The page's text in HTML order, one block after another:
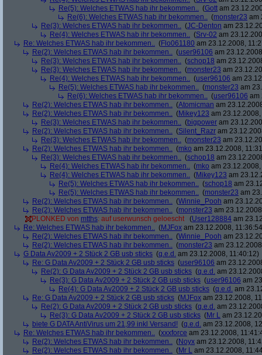
Re(5): Welches ETWAS hab ihr bekommen.. (Gott am
Re(6): Welches ETWAS hab ihr bekommen.. (monster23 am
Re(3): Welches ETWAS hab ihr bekommen.. (JC-Denton am
Re(4): Welches ETWAS hab ihr bekommen.. (Srv-02 am
Re: Welches ETWAS hab ihr bekommen.. (Flo061180 am 23.12.2008,
Re(2): Welches ETWAS hab ihr bekommen.. (user96106 am
Re(3): Welches ETWAS hab ihr bekommen.. (schop18 am
Re(3): Welches ETWAS hab ihr bekommen.. (monster23 am
Re(4): Welches ETWAS hab ihr bekommen.. (user96106 am
Re(5): Welches ETWAS hab ihr bekommen.. (monster23 am
Re(6): Welches ETWAS hab ihr bekommen.. (user96106 am
Re(2): Welches ETWAS hab ihr bekommen.. (Atomicman am
Re(2): Welches ETWAS hab ihr bekommen.. (Mikey123 am
Re(3): Welches ETWAS hab ihr bekommen.. (bigpower am
Re(2): Welches ETWAS hab ihr bekommen.. (Silent_Razr am
Re(3): Welches ETWAS hab ihr bekommen.. (monster23 am
Re(2): Welches ETWAS hab ihr bekommen.. (mko am 23.12.2008,
Re(3): Welches ETWAS hab ihr bekommen.. (schop18 am
Re(4): Welches ETWAS hab ihr bekommen.. (mko am
Re(4): Welches ETWAS hab ihr bekommen.. (Mikey123 am
Re(5): Welches ETWAS hab ihr bekommen.. (schop18 am
Re(5): Welches ETWAS hab ihr bekommen.. (monster23 am
Re(2): Welches ETWAS hab ihr bekommen.. (Winnie_Pooh am
Re(2): Welches ETWAS hab ihr bekommen.. (monster23 am
PLONKED von mtths: auf userwunsch geloescht (User128884 am
Re: Welches ETWAS hab ihr bekommen.. (MJFox am 23.12.2008,
Re(2): Welches ETWAS hab ihr bekommen.. (Winnie_Pooh am
Re(2): Welches ETWAS hab ihr bekommen.. (monster23 am
G Data Av2009 + 2 Stück 2 GB usb sticks (q.e.d. am 23.12.2008, 11:40:12)
Re: G Data Av2009 + 2 Stück 2 GB usb sticks (user96106 am
Re(2): G Data Av2009 + 2 Stück 2 GB usb sticks (q.e.d. am
Re(3): G Data Av2009 + 2 Stück 2 GB usb sticks (user96106 am
Re(4): G Data Av2009 + 2 Stück 2 GB usb sticks (q.e.d. am
Re: G Data Av2009 + 2 Stück 2 GB usb sticks (MJFox am 23.12.2008,
Re(2): G Data Av2009 + 2 Stück 2 GB usb sticks (q.e.d. am
Re(3): G Data Av2009 + 2 Stück 2 GB usb sticks (Mr L am
biete G DATA AntiVirus um 21,99 inkl Versand! (q.e.d. am 23.12.2008,
Re: Welches ETWAS hab ihr bekommen.. (xxxforce am 23.12.2008,
Re(2): Welches ETWAS hab ihr bekommen.. (Noyx am 23.12.2008,
Re(2): Welches ETWAS hab ihr bekommen.. (Mr L am 23.12.2008,